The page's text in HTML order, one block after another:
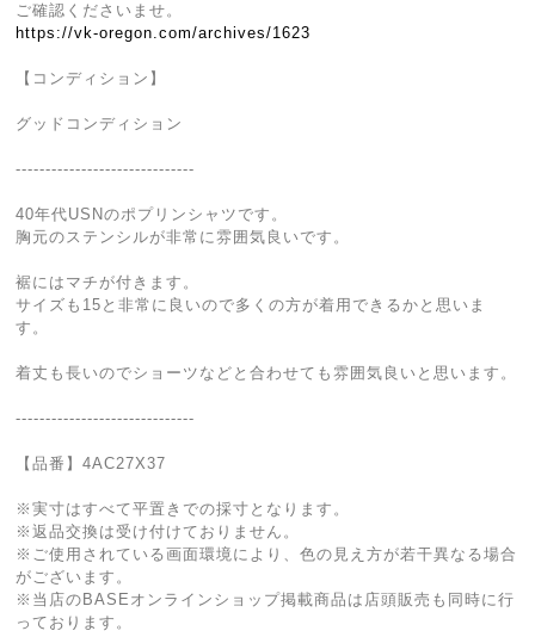
ご確認くださいませ。
https://vk-oregon.com/archives/1623
【コンディション】
グッドコンディション
------------------------------
40年代USNのポプリンシャツです。
胸元のステンシルが非常に雰囲気良いです。
裾にはマチが付きます。
サイズも15と非常に良いので多くの方が着用できるかと思いま
す。
着丈も長いのでショーツなどと合わせても雰囲気良いと思います。
------------------------------
【品番】4AC27X37
※実寸はすべて平置きでの採寸となります。
※返品交換は受け付けておりません。
※ご使用されている画面環境により、色の見え方が若干異なる場合
がございます。
※当店のBASEオンラインショップ掲載商品は店頭販売も同時に行
っております。